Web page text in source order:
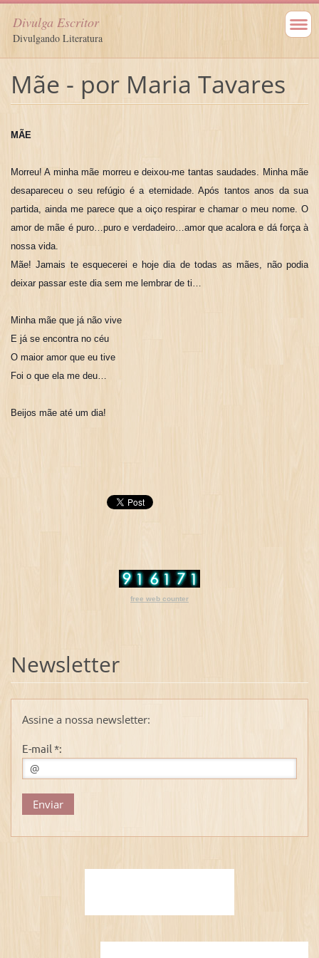
Divulga Escritor
Divulgando Literatura
Mãe - por Maria Tavares
MÃE
Morreu! A minha mãe morreu e deixou-me tantas saudades. Minha mãe
desapareceu o seu refúgio é a eternidade. Após tantos anos da sua
partida, ainda me parece que a oiço respirar e chamar o meu nome. O
amor de mãe é puro…puro e verdadeiro…amor que acalora e dá força à
nossa vida.
Mãe! Jamais te esquecerei e hoje dia de todas as mães, não podia
deixar passar este dia sem me lembrar de ti…
Minha mãe que já não vive
E já se encontra no céu
O maior amor que eu tive
Foi o que ela me deu…
Beijos mãe até um dia!
free web counter
Newsletter
Assine a nossa newsletter:
E-mail *: